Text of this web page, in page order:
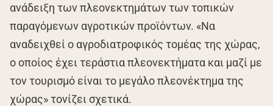
ανάδειξη των πλεονεκτημάτων των τοπικών
παραγόμενων αγροτικών προϊόντων. «Να
αναδειχθεί ο αγροδιατροφικός τομέας της χώρας,
ο οποίος έχει τεράστια πλεονεκτήματα και μαζί με
τον τουρισμό είναι το μεγάλο πλεονέκτημα της
χώρας» τονίζει σχετικά.